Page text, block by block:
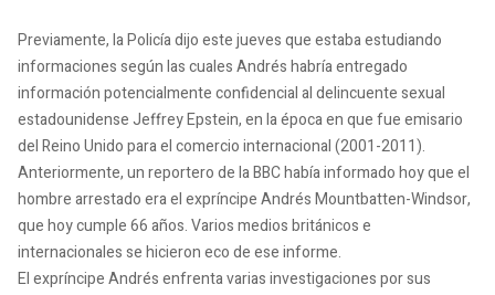
Previamente, la Policía dijo este jueves que estaba estudiando
informaciones según las cuales Andrés habría entregado
información potencialmente confidencial al delincuente sexual
estadounidense Jeffrey Epstein, en la época en que fue emisario
del Reino Unido para el comercio internacional (2001-2011).
Anteriormente, un reportero de la BBC había informado hoy que el
hombre arrestado era el expríncipe Andrés Mountbatten-Windsor,
que hoy cumple 66 años. Varios medios británicos e
internacionales se hicieron eco de ese informe.
El expríncipe Andrés enfrenta varias investigaciones por sus